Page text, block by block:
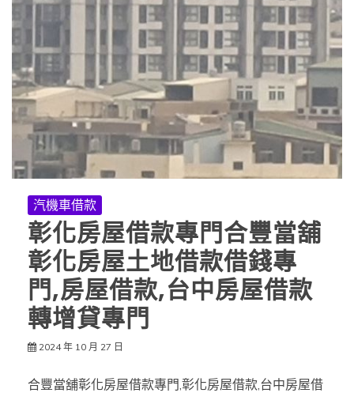
汽機車借款
彰化房屋借款專門合豐當舖
彰化房屋土地借款借錢專
門,房屋借款,台中房屋借款
轉增貸專門
2024 年 10 月 27 日
合豐當舖彰化房屋借款專門,彰化房屋借款,台中房屋借